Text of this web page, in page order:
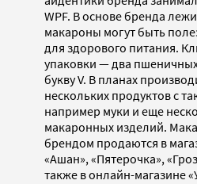
WPF. В основе бренда
макароны могут быть
для здорового питания.
упаковки — два
букву V. В планах
нескольких продуктов с
например муки и еще
макаронных изделий.
брендом продаются в
«Ашан», «Пятерочка»,
также в онлайн-магазине